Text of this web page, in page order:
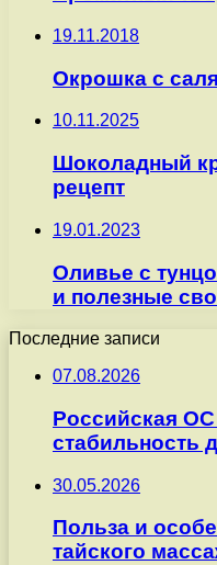
19.11.2018
Окрошка с
10.11.2025
Шоколадный
рецепт
19.01.2023
Оливье с
и полезные
Последние записи
07.08.2026
Российская
стабильность
30.05.2026
Польза и
тайского